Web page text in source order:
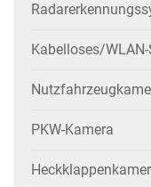
Kabelloses/
PKW-Kamera